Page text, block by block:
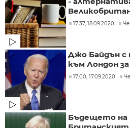
17:37, 18.09.2020
Джо Байдън с
към Лондон
17:00, 17.09.2020
Бъдещето на